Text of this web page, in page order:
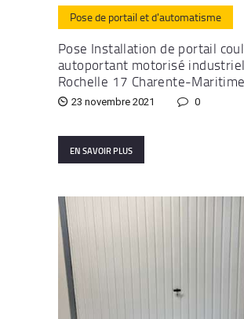
Pose de portail et d'automatisme
Pose Installation de portail
autoportant motorisé
Rochelle 17 Charente-Maritime
23 novembre 2021 0
EN SAVOIR PLUS